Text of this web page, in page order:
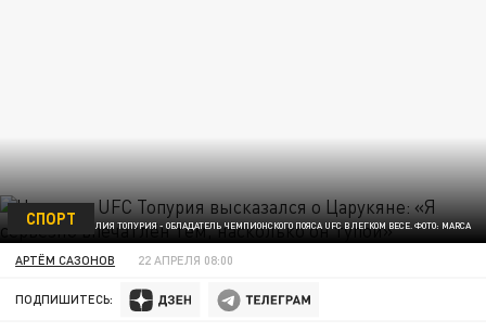
ИЛИЯ ТОПУРИЯ - ОБЛАДАТЕЛЬ ЧЕМПИОНСКОГО ПОЯСА UFC В ЛЕГКОМ ВЕСЕ. ФОТО: MARCA
СПОРТ
АРТЁМ САЗОНОВ 22 АПРЕЛЯ 08:00
ПОДПИШИТЕСЬ: